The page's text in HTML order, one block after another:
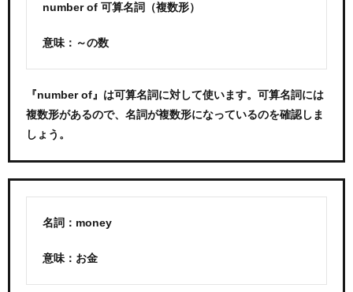
number of 可算名詞（複数形）
意味：～の数
『number of』は可算名詞に対して使います。可算名詞には
複数形があるので、名詞が複数形になっているのを確認しま
しょう。
名詞：money
意味：お金